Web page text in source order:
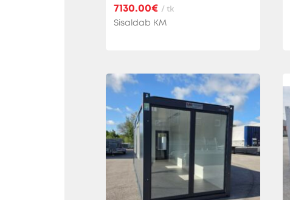
7130.00€ / tk
Sisaldab KM